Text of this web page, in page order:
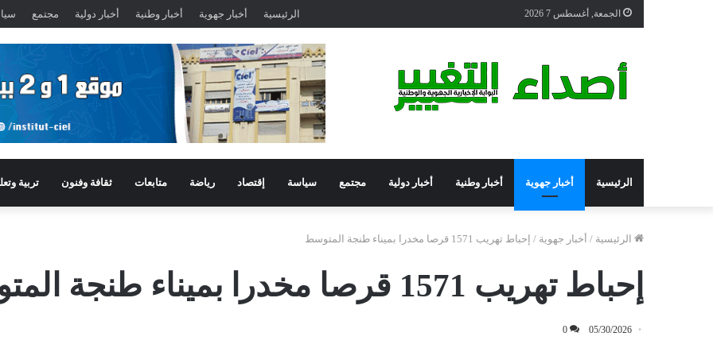
الجمعة, أغسطس 7 2026 الرئيسية أخبار جهوية أخبار وطنية أخبار دولية مجتمع
الرئيسية أخبار جهوية أخبار وطنية أخبار دولية مجتمع سياسة إقتصاد رياضة متابعات ثقافة وفنون تربية
الرئيسية / أخبار جهوية / إحباط تهريب 1571 قرصا مخدرا بميناء طنجة المتوسط
إحباط تهريب 1571 قرصا مخدرا بميناء طنجة المتوسط
05/30/2026
0